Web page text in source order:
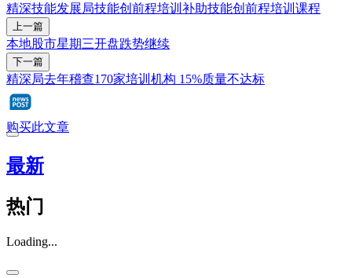
精深技能发展局技能创前程培训补助技能创前程培训课程
上一篇
本地股市星期三开盘跌势继续
下一篇
精深局去年稽查170家培训机构 15%质量不达标
购买此文章
最新
热门
Loading...